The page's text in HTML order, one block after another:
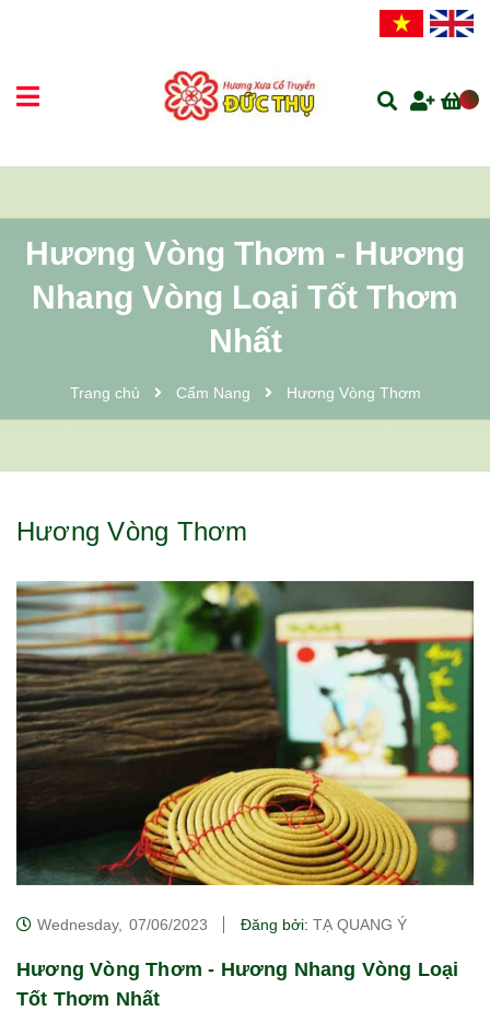
Hương Vòng Thơm - Hương
Nhang Vòng Loại Tốt Thơm
Nhất
Trang chủ Cẩm Nang Hương Vòng Thơm
Hương Vòng Thơm
Wednesday, 07/06/2023 Đăng bởi: TẠ QUANG Ý
Hương Vòng Thơm - Hương Nhang Vòng Loại
Tốt Thơm Nhất